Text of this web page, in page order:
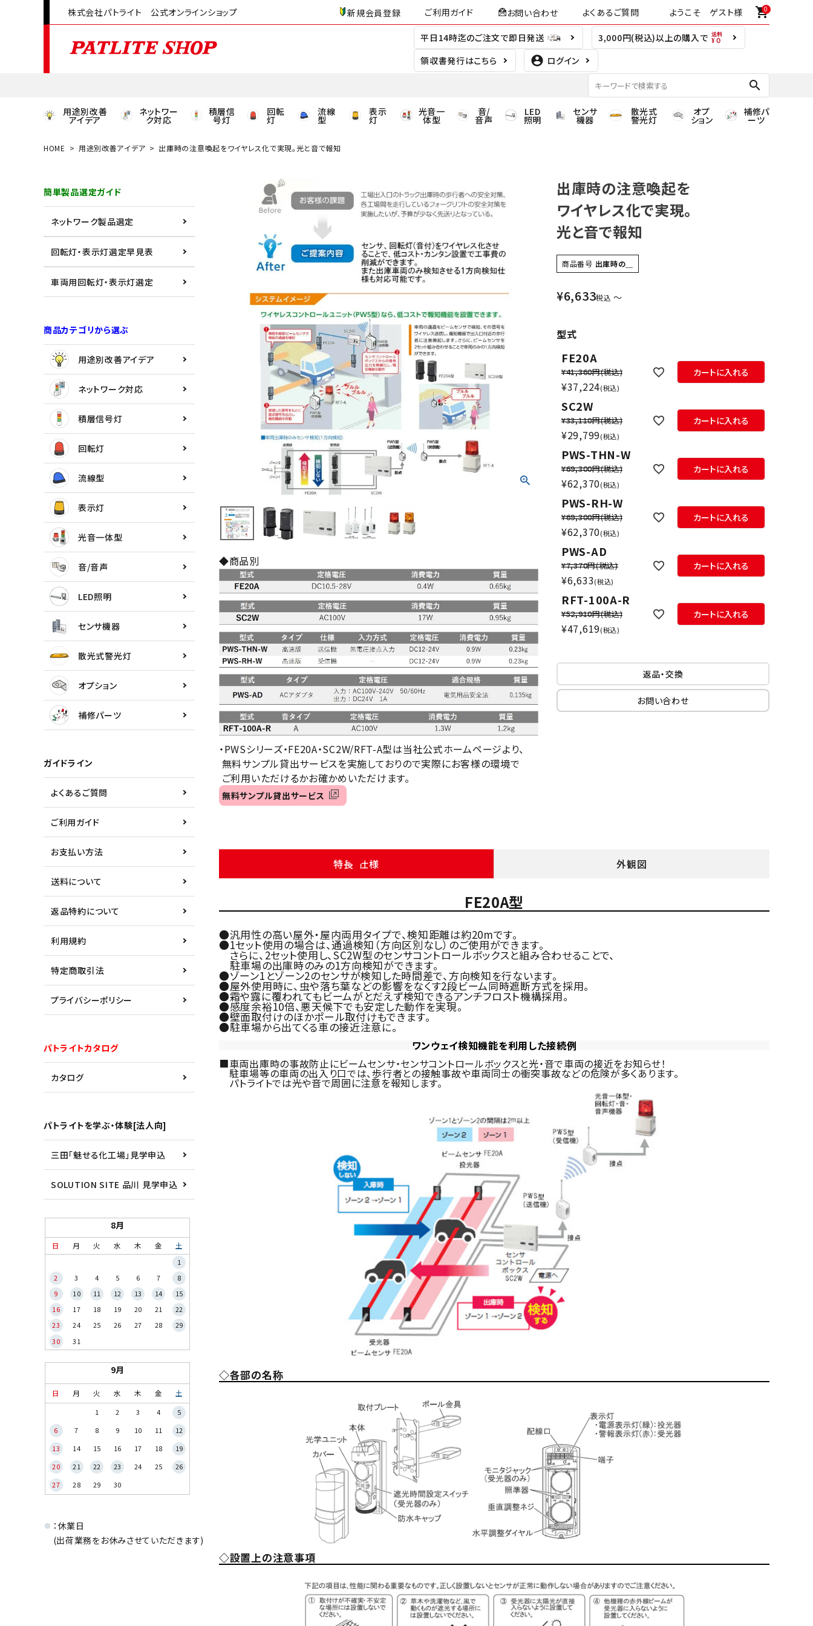
株式会社パトライト 公式オンラインショップ 新規会員登録 ご利用ガイド お問い合わせ よくあるご質問 ようこそ ゲスト様 0
shopping_cart
平日14時迄のご注文で即日発送
3,000円(税込)以上の購入で
領収書発行はこちら
ログイン
search
用途別改善
アイデア
ネットワー
ク対応
積層信
号灯
回転
灯
流線
型
表示
灯
光音一
体型
音/
音声
LED
照明
センサ
機器
散光式
警光灯
オプ
ション
補修パ
ーツ
ACCOUNT MENU
person
用途別改善アイデア
積層信号灯
回転灯
流線型
表示灯
光音一体型
音/音声
LED照明
センサ機器
散光式警光灯
オプション
補修パーツ
製品選定の仕方
ガイドライン
HOME 用途別改善アイデア 出庫時の注意喚起をワイヤレス化で実現。光と音で報知
簡単製品選定ガイド
ネットワーク製品選定
回転灯・表示灯選定早見表
車両用回転灯・表示灯選定
商品カテゴリから選ぶ
用途別改善アイデア
ネットワーク対応
積層信号灯
回転灯
流線型
表示灯
光音一体型
音/音声
LED照明
センサ機器
散光式警光灯
オプション
補修パーツ
ガイドライン
よくあるご質問
ご利用ガイド
お支払い方法
送料について
返品特約について
利用規約
特定商取引法
プライバシーポリシー
パトライトカタログ
カタログ
パトライトを学ぶ・体験[法人向]
三田「魅せる化工場」見学申込
SOLUTION SITE 品川 見学申込
8月
日 月 火 水 木 金 土
1
2
3 4 5 6 7
8
9
10 11 12 13 14
15
16
17 18 19 20 21
22
23
24 25 26 27 28
29
30
31
9月
日 月 火 水 木 金 土
1 2 3 4
5
6
7 8 9 10 11
12
13
14 15 16 17 18
19
20
21 22 23 24 25
26
27
28 29 30
：休業日
(出荷業務をお休みさせていただきます)
◆商品別
・PWSシリーズ・FE20A・SC2W/RFT-A型は当社公式ホームページより、
無料サンプル貸出サービスを実施しておりので実際にお客様の環境で
ご利用いただけるかお確かめいただけます。
無料サンプル貸出サービス
出庫時の注意喚起を
ワイヤレス化で実現。
光と音で報知
商品番号 出庫時の＿
¥6,633税込 〜
型式
FE20A
¥41,360円(税込)
¥37,224 税込
カートに入れる
SC2W
¥33,110円(税込)
¥29,799 税込
カートに入れる
PWS-THN-W
¥69,300円(税込)
¥62,370 税込
カートに入れる
PWS-RH-W
¥69,300円(税込)
¥62,370 税込
カートに入れる
PWS-AD
¥7,370円(税込)
¥6,633 税込
カートに入れる
RFT-100A-R
¥52,910円(税込)
¥47,619 税込
カートに入れる
返品・交換
お問い合わせ
特長・仕様 外観図
FE20A型
●汎用性の高い屋外・屋内両用タイプで、検知距離は約20mです。
●1セット使用の場合は、通過検知（方向区別なし）のご使用ができます。
さらに、2セット使用し、SC2W型のセンサコントロールボックスと組み合わせることで、
駐車場の出庫時のみの1方向検知ができます。
●ゾーン1とゾーン2のセンサが検知した時間差で、方向検知を行ないます。
●屋外使用時に、虫や落ち葉などの影響をなくす2段ビーム同時遮断方式を採用。
●霜や露に覆われてもビームがとだえず検知できるアンチフロスト機構採用。
●感度余裕10倍、悪天候下でも安定した動作を実現。
●壁面取付けのほかポール取付けもできます。
●駐車場から出てくる車の接近注意に。
ワンウェイ検知機能を利用した接続例
■車両出庫時の事故防止にビームセンサ・センサコントロールボックスと光・音で車両の接近をお知らせ！
駐車場等の車両の出入り口では、歩行者との接触事故や車両同士の衝突事故などの危険が多くあります。
パトライトでは光や音で周囲に注意を報知します。
◇各部の名称
◇設置上の注意事項